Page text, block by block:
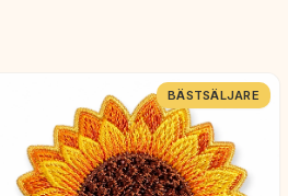
BÄSTSÄLJARE